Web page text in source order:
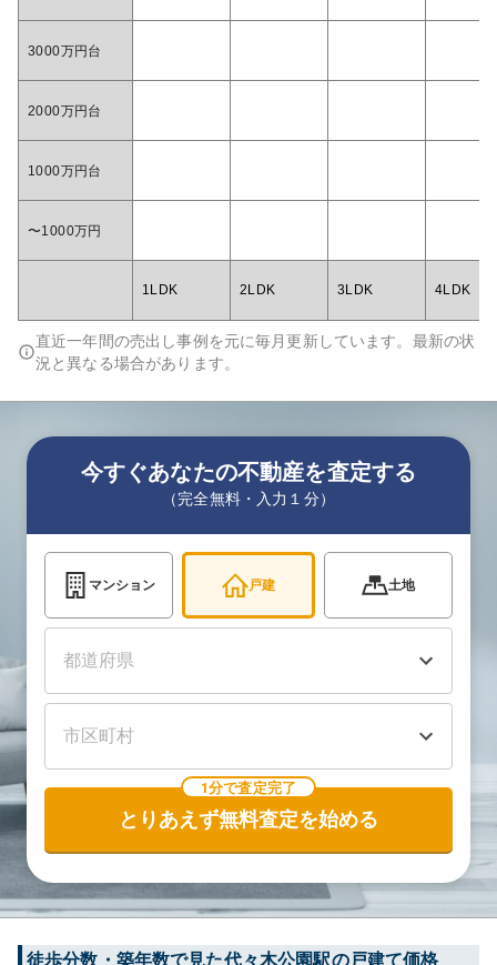
3000万円台
2000万円台
1000万円台
〜1000万円
1LDK 2LDK 3LDK 4LDK
直近一年間の売出し事例を元に毎月更新しています。最新の状
況と異なる場合があります。
今すぐあなたの不動産を査定する
（完全無料・入力１分）
マンション 戸建 土地
1分で査定完了
とりあえず無料査定を始める
徒歩分数・築年数で見た代々木公園駅の戸建て価格